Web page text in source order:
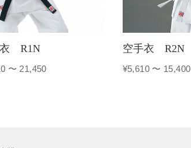
R1N
〜 21,450
空手衣 R2N
¥5,610 〜 15,400